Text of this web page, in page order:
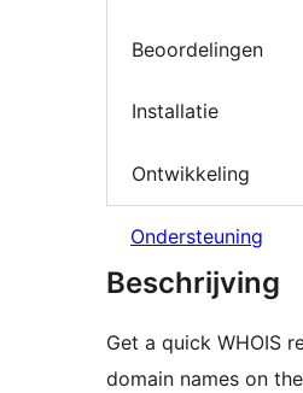
Beoordelingen
Installatie
Ontwikkeling
Ondersteuning
Beschrijving
Get a quick WHOIS
domain names on